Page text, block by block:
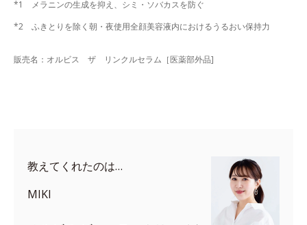
*1 メラニンの生成を抑え、シミ・ソバカスを防ぐ
*2 ふきとりを除く朝・夜使用全顔美容液内におけるうるおい保持力
販売名：オルビス ザ リンクルセラム［医薬部外品]
教えてくれたのは…
MIKI